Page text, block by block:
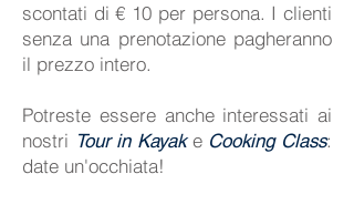
scontati di € 10 per persona. I clienti
senza una prenotazione pagheranno
il prezzo intero.
Potreste essere anche interessati ai
nostri Tour in Kayake Cooking Class:
date un'occhiata!